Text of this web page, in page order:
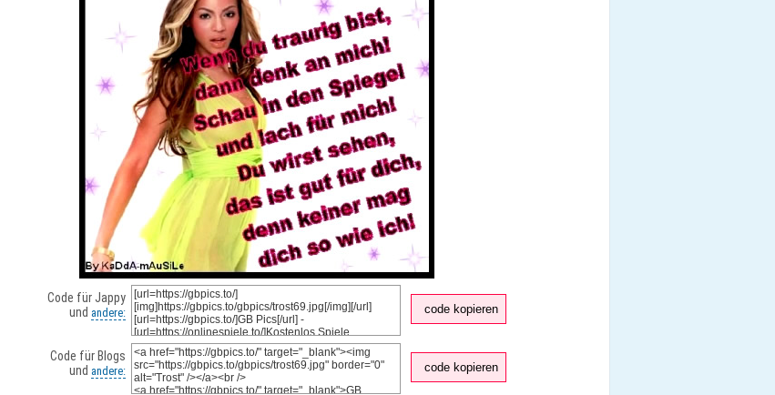
Code für Jappy
und andere: code kopieren
Code für Blogs
und andere: code kopieren